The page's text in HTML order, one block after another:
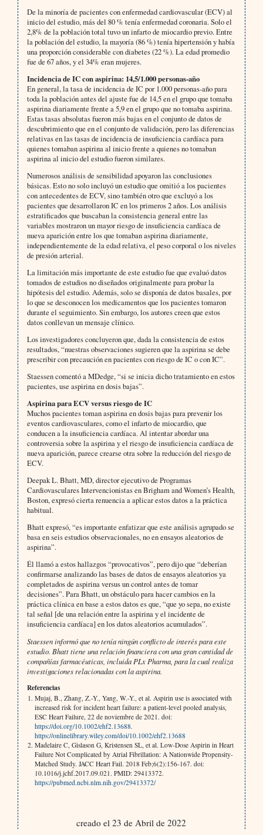
De la minoría de pacientes con enfermedad cardiovascular (ECV) al
inicio del estudio, más del 80 % tenía enfermedad coronaria. Solo el
2,8% de la población total tuvo un infarto de miocardio previo. Entre
la población del estudio, la mayoría (86 %) tenía hipertensión y había
una proporción considerable con diabetes (22 %). La edad promedio
fue de 67 años, y el 34% eran mujeres.
Incidencia de IC con aspirina: 14,5/1.000 personas-año
En general, la tasa de incidencia de IC por 1.000 personas-año para
toda la población antes del ajuste fue de 14,5 en el grupo que tomaba
aspirina diariamente frente a 5,9 en el grupo que no tomaba aspirina.
Estas tasas absolutas fueron más bajas en el conjunto de datos de
descubrimiento que en el conjunto de validación, pero las diferencias
relativas en las tasas de incidencia de insuficiencia cardíaca para
quienes tomaban aspirina al inicio frente a quienes no tomaban
aspirina al inicio del estudio fueron similares.
Numerosos análisis de sensibilidad apoyaron las conclusiones
básicas. Esto no solo incluyó un estudio que omitió a los pacientes
con antecedentes de ECV, sino también otro que excluyó a los
pacientes que desarrollaron IC en los primeros 2 años. Los análisis
estratificados que buscaban la consistencia general entre las
variables mostraron un mayor riesgo de insuficiencia cardíaca de
nueva aparición entre los que tomaban aspirina diariamente,
independientemente de la edad relativa, el peso corporal o los niveles
de presión arterial.
La limitación más importante de este estudio fue que evaluó datos
tomados de estudios no diseñados originalmente para probar la
hipótesis del estudio. Además, solo se disponía de datos basales, por
lo que se desconocen los medicamentos que los pacientes tomaron
durante el seguimiento. Sin embargo, los autores creen que estos
datos conllevan un mensaje clínico.
Los investigadores concluyeron que, dada la consistencia de estos
resultados, “nuestras observaciones sugieren que la aspirina se debe
prescribir con precaución en pacientes con riesgo de IC o con IC”.
Staessen comentó a MDedge, “si se inicia dicho tratamiento en estos
pacientes, use aspirina en dosis bajas”.
Aspirina para ECV versus riesgo de IC
Muchos pacientes toman aspirina en dosis bajas para prevenir los
eventos cardiovasculares, como el infarto de miocardio, que
conducen a la insuficiencia cardíaca. Al intentar abordar una
controversia sobre la aspirina y el riesgo de insuficiencia cardíaca de
nueva aparición, parece crearse otra sobre la reducción del riesgo de
ECV.
Deepak L. Bhatt, MD, director ejecutivo de Programas
Cardiovasculares Intervencionistas en Brigham and Women’s Health,
Boston, expresó cierta renuencia a aplicar estos datos a la práctica
habitual.
Bhatt expresó, “es importante enfatizar que este análisis agrupado se
basa en seis estudios observacionales, no en ensayos aleatorios de
aspirina”.
Él llamó a estos hallazgos “provocativos”, pero dijo que “deberían
confirmarse analizando las bases de datos de ensayos aleatorios ya
completados de aspirina versus un control antes de tomar
decisiones”. Para Bhatt, un obstáculo para hacer cambios en la
práctica clínica en base a estos datos es que, “que yo sepa, no existe
tal señal [de una relación entre la aspirina y el incidente de
insuficiencia cardíaca] en los datos aleatorios acumulados”.
Staessen informó que no tenía ningún conflicto de interés para este
estudio. Bhatt tiene una relación financiera con una gran cantidad de
compañías farmacéuticas, incluida PLx Pharma, para la cual realiza
investigaciones relacionadas con la aspirina.
Referencias
Mujaj, B., Zhang, Z.-Y., Yang, W.-Y., et al. Aspirin use is associated with
increased risk for incident heart failure: a patient-level pooled analysis,
ESC Heart Failure, 22 de noviembre de 2021. doi:
https://doi.org/10.1002/ehf2.13688.
https://onlinelibrary.wiley.com/doi/10.1002/ehf2.13688
Madelaire C, Gislason G, Kristensen SL, et al. Low-Dose Aspirin in Heart
Failure Not Complicated by Atrial Fibrillation: A Nationwide Propensity-
Matched Study. JACC Heart Fail. 2018 Feb;6(2):156-167. doi:
10.1016/j.jchf.2017.09.021. PMID: 29413372.
https://pubmed.ncbi.nlm.nih.gov/29413372/
creado el 23 de Abril de 2022